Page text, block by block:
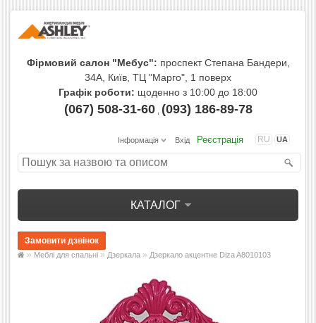
Фірмовий салон "Мебус": проспект Степана Бандери,
34А, Київ, ТЦ "Марго", 1 поверх
Графік роботи: щоденно з 10:00 до 18:00
(067) 508-31-60, (093) 186-89-78
RU UA
Інформація Вхід Реєстрація
КАТАЛОГ
» Меблі для спальні » Дзеркала » Дзеркало акцентне Diza A8010103